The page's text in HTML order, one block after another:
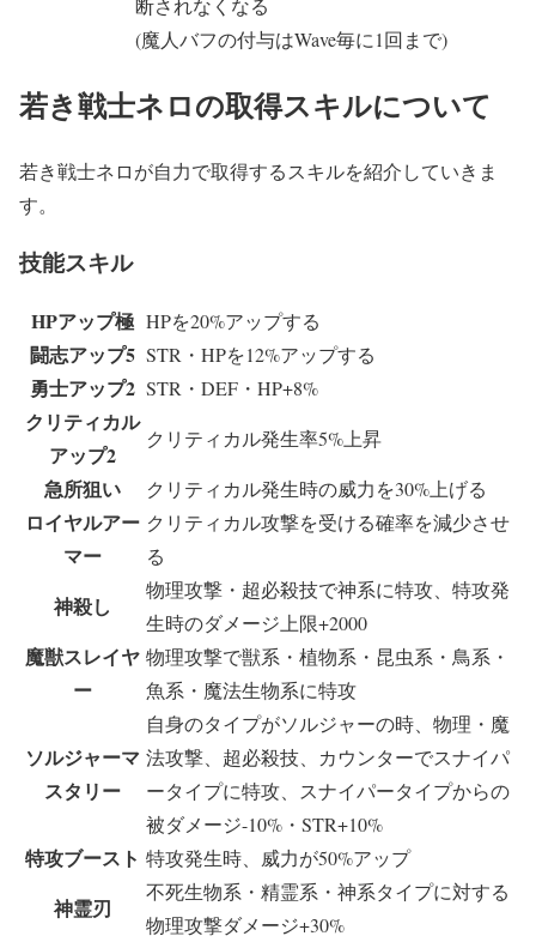
断されなくなる
(魔人バフの付与はWave毎に1回まで)
若き戦士ネロの取得スキルについて
若き戦士ネロが自力で取得するスキルを紹介していきま
す。
技能スキル
HPアップ極 HPを20%アップする
闘志アップ5 STR・HPを12%アップする
勇士アップ2 STR・DEF・HP+8%
クリティカル
アップ2
クリティカル発生率5%上昇
急所狙い クリティカル発生時の威力を30%上げる
ロイヤルアー
マー
クリティカル攻撃を受ける確率を減少させ
る
神殺し
物理攻撃・超必殺技で神系に特攻、特攻発
生時のダメージ上限+2000
魔獣スレイヤ
ー
物理攻撃で獣系・植物系・昆虫系・鳥系・
魚系・魔法生物系に特攻
ソルジャーマ
スタリー
自身のタイプがソルジャーの時、物理・魔
法攻撃、超必殺技、カウンターでスナイパ
ータイプに特攻、スナイパータイプからの
被ダメージ-10%・STR+10%
特攻ブースト 特攻発生時、威力が50%アップ
神霊刃
不死生物系・精霊系・神系タイプに対する
物理攻撃ダメージ+30%